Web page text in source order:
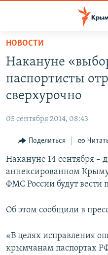
Вернуться
основному
содержанию
главной
навигации
Вернутся
поиску
СПЕЦПРОЕКТЫ
11 ЛЕТ ОККУПАЦИИ КРЫМА.
ЕЩЕ
ИНТЕРАКТИВ
ИНФОГРАФИКА
ТЕЛЕПРОЕКТ КРЫМ.РЕАЛИИ
ПРОПАВШИЕ БЕЗ ВЕСТИ
КРЫМ.НЕПОКОРЕННЫЙ
РАДІО СВОБОДА
КАК ОБОЙТИ
Українською
Qırımtatar
ПРИСОЕДИНЯЙТЕСЬ!
НОВОСТИ
Накануне
паспортисты
сверхурочно
05 сентября 2014, 08:43
Поделиться
Накануне 14 сентября –
аннексированном
ФМС России будут вести
Об этом сообщили в
«В целях исправления
крымчанам паспортах